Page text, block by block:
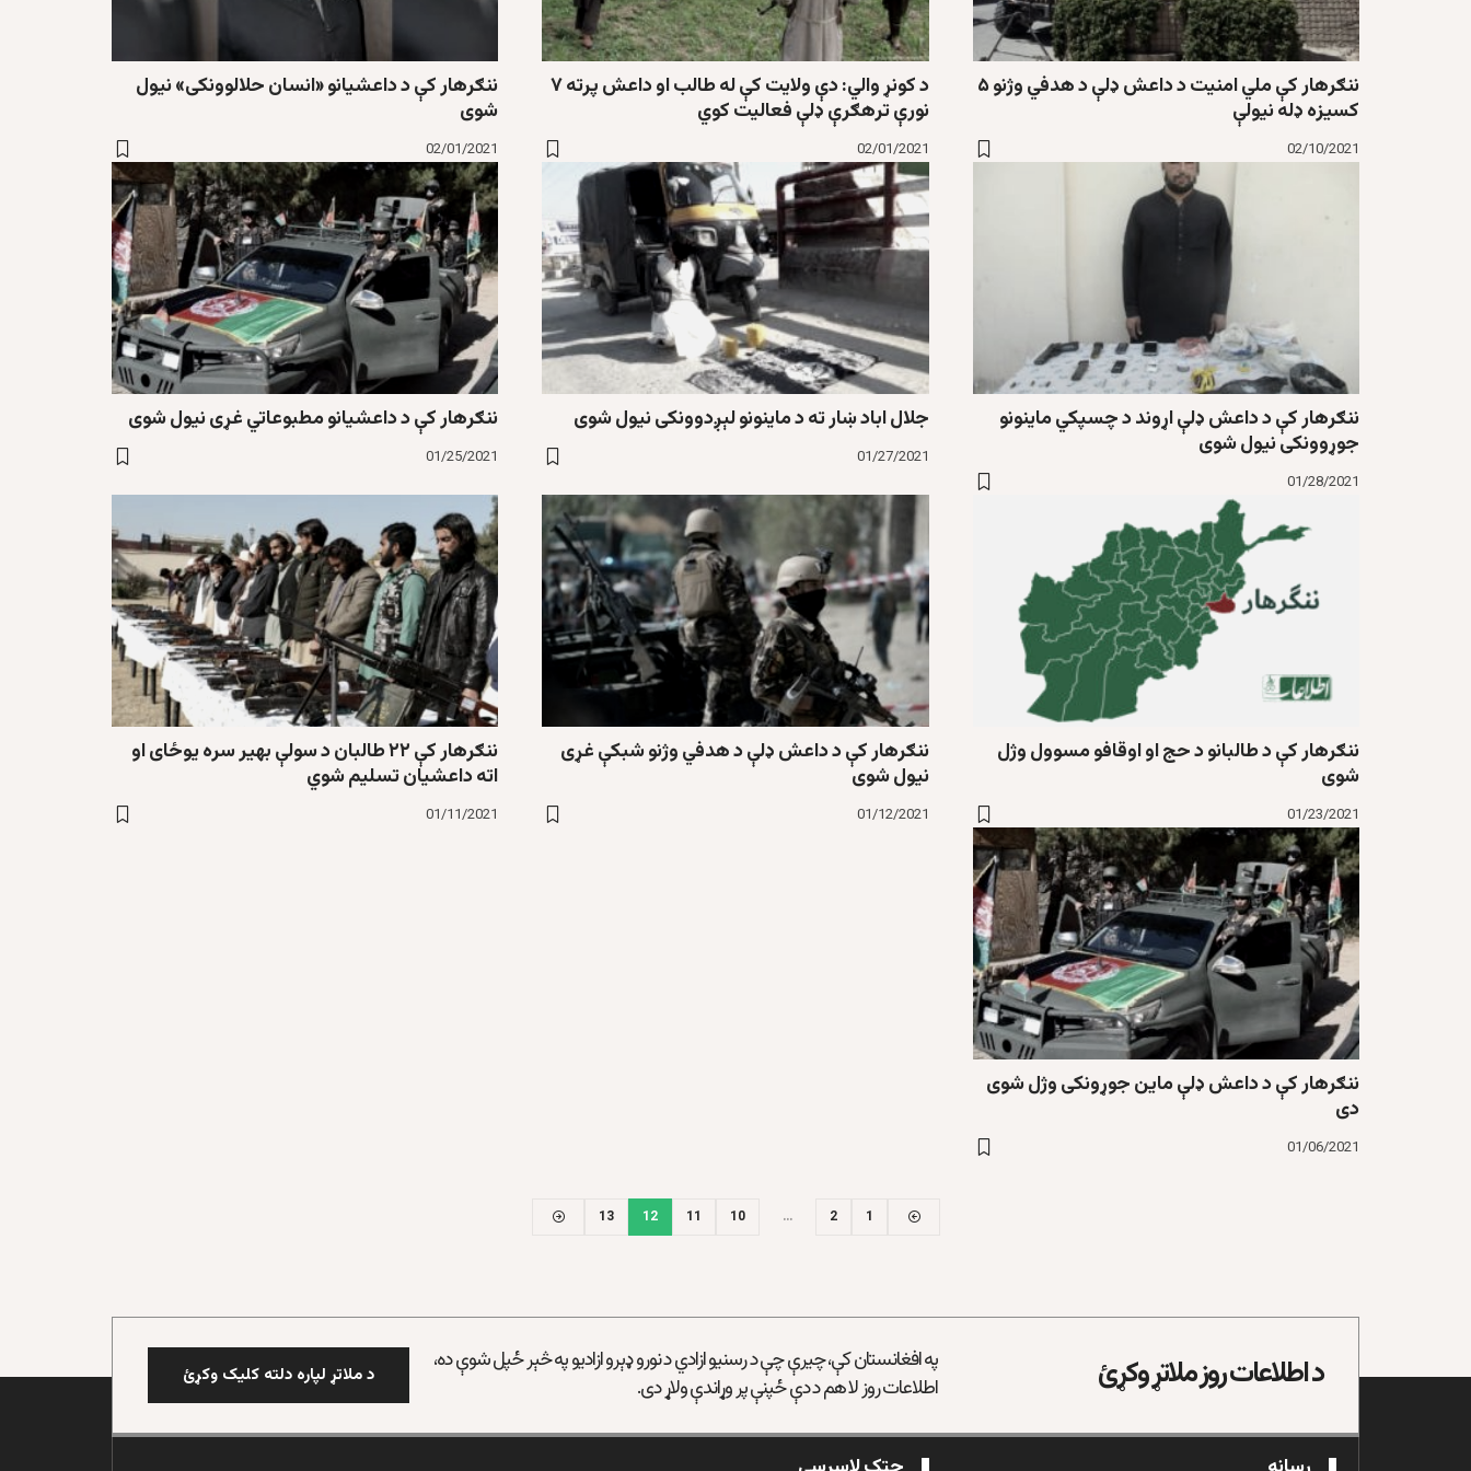
ننګرهار کې ملي امنیت د داعش ډلې د هدفي وژنو ۵
کسیزه ډله نیولې
02/10/2021
د کونړ والي: دې ولایت کې له طالب او داعش پرته ۷
نورې ترهګرې ډلې فعالیت کوي
02/01/2021
ننګرهار کې د داعشیانو «انسان حلالوونکی» نیول
شوی
02/01/2021
ننګرهار کې د داعش ډلې اړوند د چسپکي ماینونو
جوړوونکی نیول شوی
01/28/2021
جلال اباد ښار ته د ماینونو لېږدوونکی نیول شوی
01/27/2021
ننګرهار کې د داعشیانو مطبوعاتي غړی نیول شوی
01/25/2021
ننګرهار کې د طالبانو د حج او اوقافو مسوول وژل
شوی
01/23/2021
ننګرهار کې د داعش ډلې د هدفي وژنو شبکې غړی
نیول شوی
01/12/2021
ننګرهار کې ۲۲ طالبان د سولې بهیر سره یوځای او
اته داعشیان تسلیم شوي
01/11/2021
ننګرهار کې د داعش ډلې ماین جوړونکی وژل شوی
دی
01/06/2021
1
2
…
10
11
12
13
د اطلاعات روز ملاتړ وکړئ
په افغانستان کې، چیرې چې د رسنیو ازادي د نورو ډېرو ازادیو په څېر ځپل شوې ده،
اطلاعات روز لا هم د دې ځپنې پر وړاندې ولاړ دی.
د ملاتړ لپاره دلته کلیک وکړئ